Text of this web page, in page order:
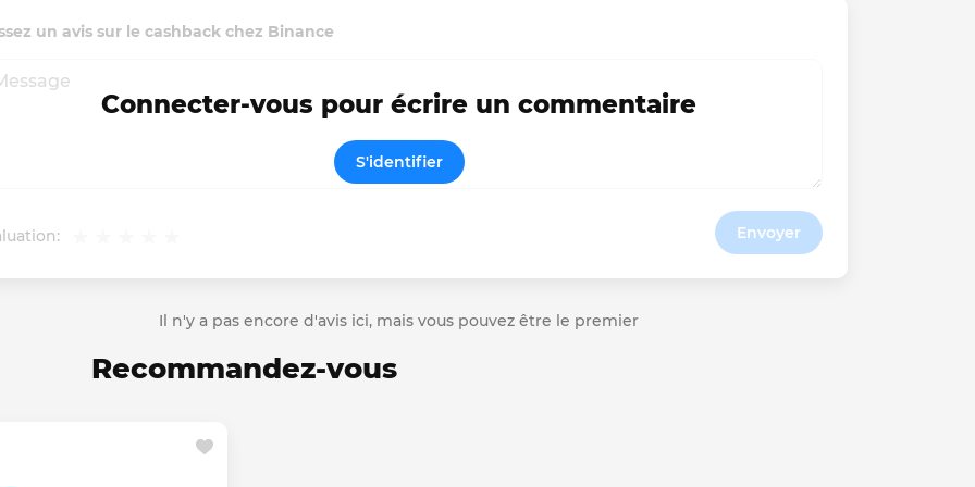
un avis sur le cashback chez Binance
Envoyer
Connecter-vous pour écrire un commentaire
S'identifier
Il n'y a pas encore d'avis ici, mais vous pouvez être le premier
Recommandez-vous